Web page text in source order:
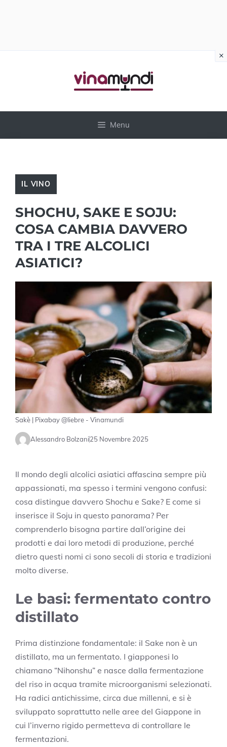
Menu
IL VINO
SHOCHU, SAKE E SOJU:
COSA CAMBIA DAVVERO
TRA I TRE ALCOLICI
ASIATICI?
Sakè | Pixabay @liebre - Vinamundi
Alessandro Bolzani25 Novembre 2025
Il mondo degli alcolici asiatici affascina sempre più
appassionati, ma spesso i termini vengono confusi:
cosa distingue davvero Shochu e Sake? E come si
inserisce il Soju in questo panorama? Per
comprenderlo bisogna partire dall’origine dei
prodotti e dai loro metodi di produzione, perché
dietro questi nomi ci sono secoli di storia e tradizioni
molto diverse.
Le basi: fermentato contro
distillato
Prima distinzione fondamentale: il Sake non è un
distillato, ma un fermentato. I giapponesi lo
chiamano “Nihonshu” e nasce dalla fermentazione
del riso in acqua tramite microorganismi selezionati.
Ha radici antichissime, circa due millenni, e si è
sviluppato soprattutto nelle aree del Giappone in
cui l’inverno rigido permetteva di controllare le
fermentazioni.
×